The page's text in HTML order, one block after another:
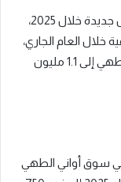
كشفت شركة ماستر الزنوكي عن دخولها 5 دول جديدة خلال 2025،
خلال العام الجاري،
فضلًا عن خطتها لرفع حجم إنتاجها من أواني الطهي إلى 1.1 مليون
سوق أواني الطهي